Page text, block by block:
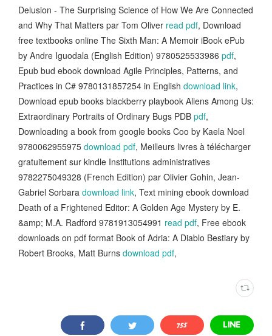
Delusion - The Surprising Science of How We Are Connected
and Why That Matters par Tom Oliver read pdf, Download
free textbooks online The Sixth Man: A Memoir iBook ePub
by Andre Iguodala (English Edition) 9780525533986 pdf,
Epub bud ebook download Agile Principles, Patterns, and
Practices in C# 9780131857254 in English download link,
Download epub books blackberry playbook Aliens Among Us:
Extraordinary Portraits of Ordinary Bugs PDB pdf,
Downloading a book from google books Coo by Kaela Noel
9780062955975 download pdf, Meilleurs livres à télécharger
gratuitement sur kindle Institutions administratives
9782275049328 (French Edition) par Olivier Gohin, Jean-
Gabriel Sorbara download link, Text mining ebook download
Death of a Frightened Editor: A Golden Age Mystery by E.
&amp; M.A. Radford 9781913054991 read pdf, Free ebook
downloads on pdf format Book of Adria: A Diablo Bestiary by
Robert Brooks, Matt Burns download pdf,